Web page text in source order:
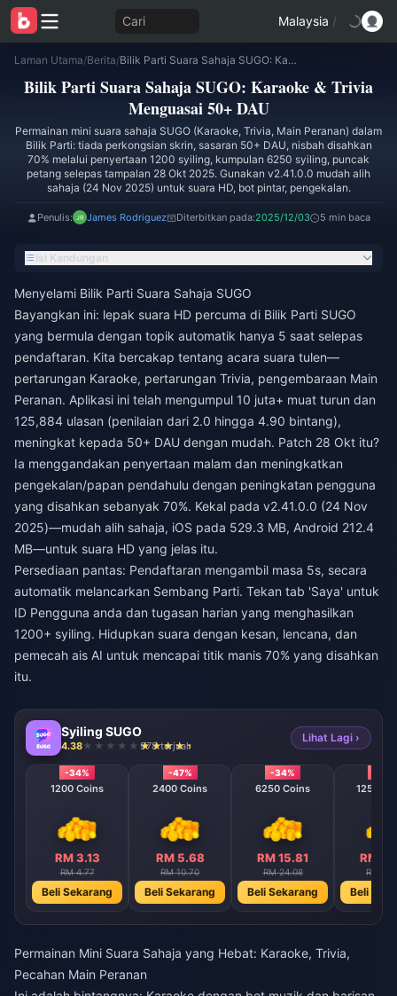
Cari Malaysia /
Laman Utama/Berita/ Bilik Parti Suara Sahaja SUGO: Karaoke & Trivia Menguasai 50+ DAU
Bilik Parti Suara Sahaja SUGO: Karaoke & Trivia
Menguasai 50+ DAU
Permainan mini suara sahaja SUGO (Karaoke, Trivia, Main Peranan) dalam
Bilik Parti: tiada perkongsian skrin, sasaran 50+ DAU, nisbah disahkan
70% melalui penyertaan 1200 syiling, kumpulan 6250 syiling, puncak
petang selepas tampalan 28 Okt 2025. Gunakan v2.41.0.0 mudah alih
sahaja (24 Nov 2025) untuk suara HD, bot pintar, pengekalan.
Penulis: James Rodriguez Diterbitkan pada:2025/12/03 5 min baca
Isi Kandungan
Menyelami Bilik Parti Suara Sahaja SUGO
Bayangkan ini: lepak suara HD percuma di Bilik Parti SUGO
yang bermula dengan topik automatik hanya 5 saat selepas
pendaftaran. Kita bercakap tentang acara suara tulen—
pertarungan Karaoke, pertarungan Trivia, pengembaraan Main
Peranan. Aplikasi ini telah mengumpul 10 juta+ muat turun dan
125,884 ulasan (penilaian dari 2.0 hingga 4.90 bintang),
meningkat kepada 50+ DAU dengan mudah. Patch 28 Okt itu?
Ia menggandakan penyertaan malam dan meningkatkan
pengekalan/papan pendahulu dengan peningkatan pengguna
yang disahkan sebanyak 70%. Kekal pada v2.41.0.0 (24 Nov
2025)—mudah alih sahaja, iOS pada 529.3 MB, Android 212.4
MB—untuk suara HD yang jelas itu.
Persediaan pantas: Pendaftaran mengambil masa 5s, secara
automatik melancarkan Sembang Parti. Tekan tab 'Saya' untuk
ID Pengguna anda dan tugasan harian yang menghasilkan
1200+ syiling. Hidupkan suara dengan kesan, lencana, dan
pemecah ais AI untuk mencapai titik manis 70% yang disahkan
itu.
Syiling SUGO
4.38 978 terjual
Lihat Lagi ›
-34%
1200 Coins
RM 3.13
RM 4.77
Beli Sekarang
-47%
2400 Coins
RM 5.68
RM 10.70
Beli Sekarang
-34%
6250 Coins
RM 15.81
RM 24.08
Beli Sekarang
12500
RM
RM
Beli
Permainan Mini Suara Sahaja yang Hebat: Karaoke, Trivia,
Pecahan Main Peranan